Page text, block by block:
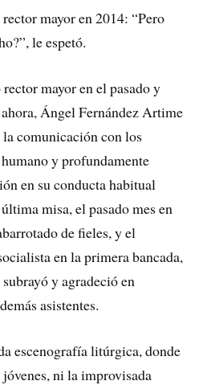
mayor en 2014: “Pero
le espetó.
mayor en el pasado y
Ángel Fernández Artime
comunicación con los
y profundamente
en su conducta habitual
misa, el pasado mes en
de fieles, y el
en la primera bancada,
y agradeció en
asistentes.
escenografía litúrgica, donde
ni la improvisada